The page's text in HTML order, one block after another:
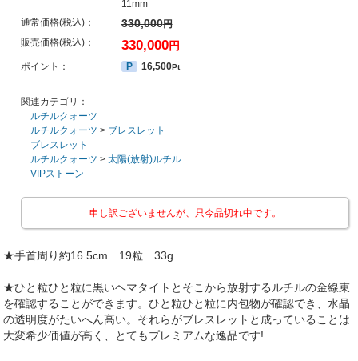
11mm
通常価格(税込)：
330,000円
販売価格(税込)： 330,000円
ポイント： P 16,500Pt
関連カテゴリ：
ルチルクォーツ
ルチルクォーツ > ブレスレット
ブレスレット
ルチルクォーツ >太陽(放射)ルチル
VIPストーン
申し訳ございませんが、只今品切れ中です。
★手首周り約16.5cm 19粒 33g
★ひと粒ひと粒に黒いヘマタイトとそこから放射するルチルの金線束
を確認することができます。ひと粒ひと粒に内包物が確認でき、水晶
の透明度がたいへん高い。それらがブレスレットと成っていることは
大変希少価値が高く、とてもプレミアムな逸品です!